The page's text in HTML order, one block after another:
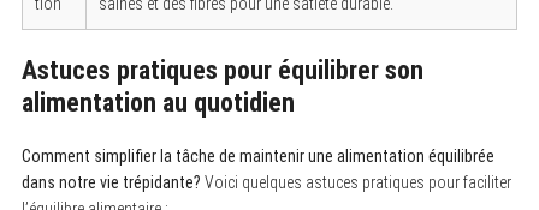
Astuces pratiques pour équilibrer son
alimentation au quotidien
Comment simplifier la tâche de maintenir une alimentation équilibrée
dans notre vie trépidante? Voici quelques astuces pratiques pour faciliter